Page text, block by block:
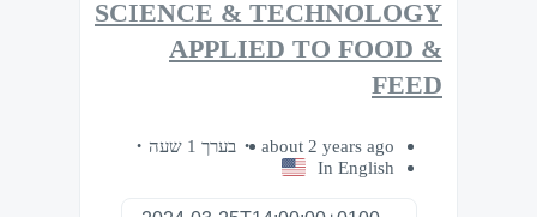
SCIENCE & TECHNOLOGY
APPLIED TO FOOD &
FEED
about 2 years ago
בערך 1 שעה
In English